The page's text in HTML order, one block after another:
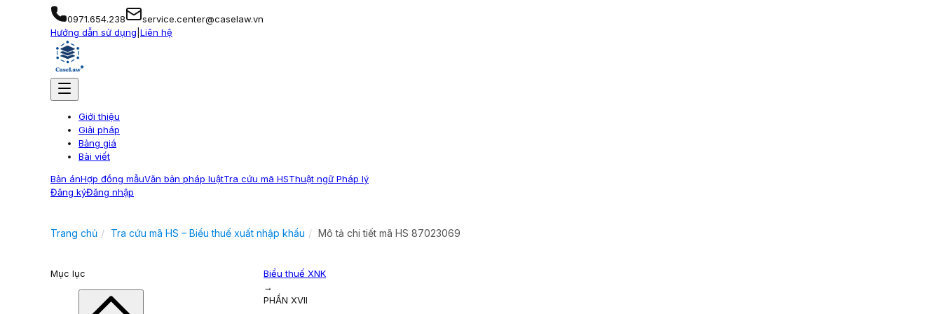
0971.654.238
service.center@caselaw.vn
Hướng dẫn sử dụng Liên hệ
Giới thiệu
Giải pháp
Bảng giá
Bài viết
Bản ánHợp đồng mẫuVăn bản pháp luậtTra cứu mã HSThuật ngữ Pháp lý
Đăng kýĐăng nhập
Trang chủ Tra cứu mã HS – Biểu thuế xuất nhập khẩu Mô tả chi tiết mã HS 87023069
Mục lục
Biểu thuế XNK
→
PHẦN XVII